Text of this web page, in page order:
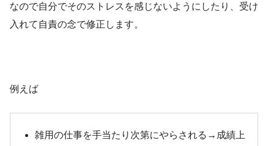
なので自分でそのストレスを感じないようにしたり、受け
入れて自責の念で修正します。
例えば
雑用の仕事を手当たり次第にやらされる→成績上